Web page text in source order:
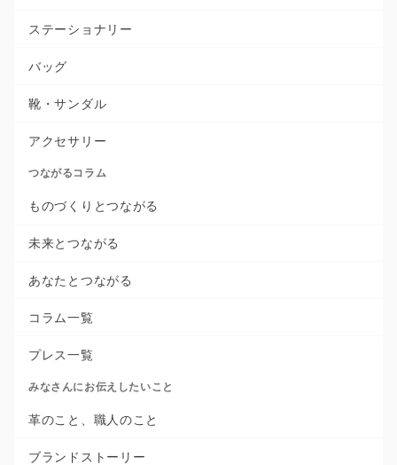
ステーショナリー
バッグ
靴・サンダル
アクセサリー
つながるコラム
ものづくりとつながる
未来とつながる
あなたとつながる
コラム一覧
プレス一覧
みなさんにお伝えしたいこと
革のこと、職人のこと
ブランドストーリー